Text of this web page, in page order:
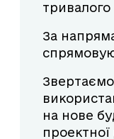
За
на нове